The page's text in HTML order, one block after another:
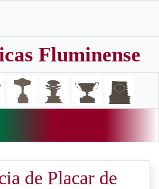
Fluminense
de Placar de